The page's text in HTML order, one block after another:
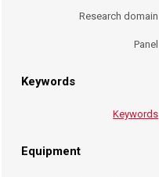
Research domain
Panel
Keywords
Keywords
Equipment